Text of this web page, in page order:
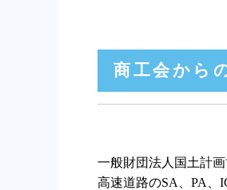
商工会から
一般財団法人国土計
高速道路のSA、PA、